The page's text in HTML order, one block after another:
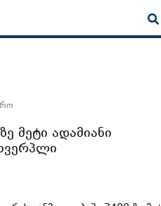
მეტი ადამიანი